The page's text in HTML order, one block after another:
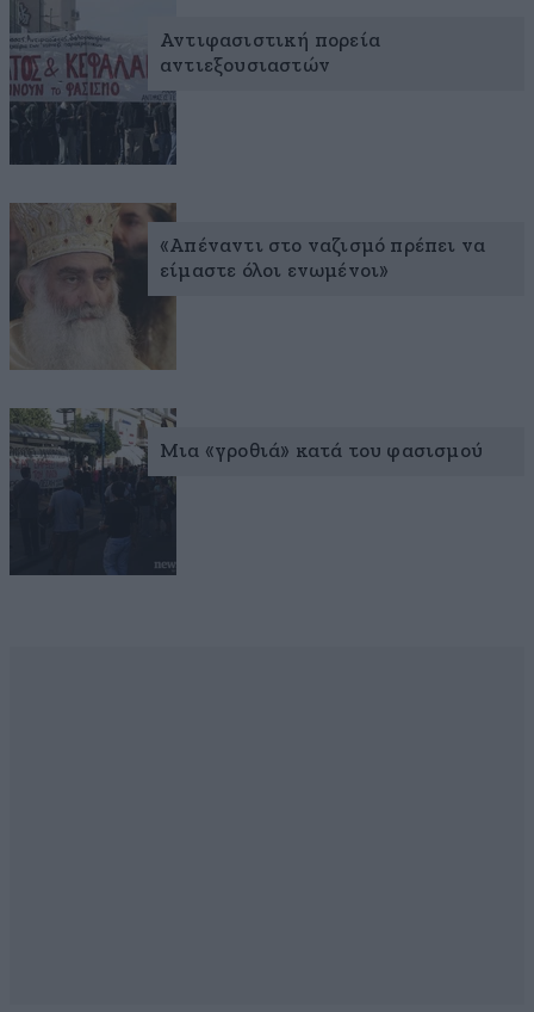
Αντιφασιστική πορεία
αντιεξουσιαστών
«Απέναντι στο ναζισμό πρέπει να
είμαστε όλοι ενωμένοι»
Μια «γροθιά» κατά του φασισμού